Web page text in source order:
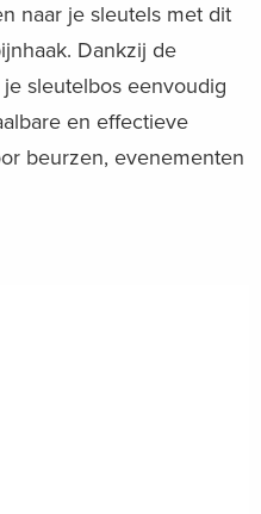
naar je sleutels met dit
Dankzij de
sleutelbos eenvoudig
en effectieve
beurzen, evenementen